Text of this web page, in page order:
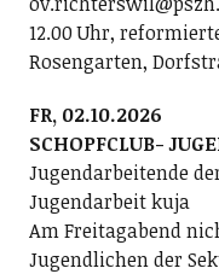
12.00 Uhr,
Rosengarten,
FR, 02.10.2026
SCHOPFCLUB-
Jugendarbeitende
Jugendarbeit kuja
Am Freitagabend
Jugendlichen der